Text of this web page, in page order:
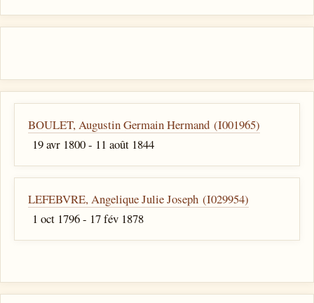
BOULET, Augustin Germain Hermand (I001965)
19 avr 1800 - 11 août 1844
LEFEBVRE, Angelique Julie Joseph (I029954)
1 oct 1796 - 17 fév 1878